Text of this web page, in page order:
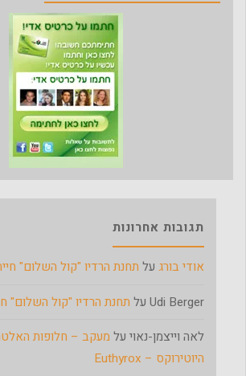
תגובות אחרונות
אודי בורג על תחנת הרדיו "קול השלום"
Udi Berger על תחנת הרדיו "קול השלום"
לאה וייצמן-נאוי על מעקב – חלופות
היוטירוקס – Euthyrox